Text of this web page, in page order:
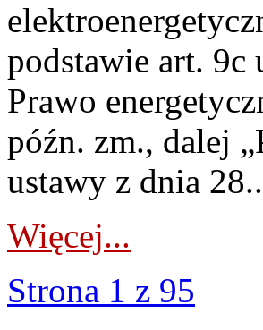
podstawie art. 9c
Prawo
późn. zm., dalej
ustawy z dnia
Więcej...
Strona 1 z 95